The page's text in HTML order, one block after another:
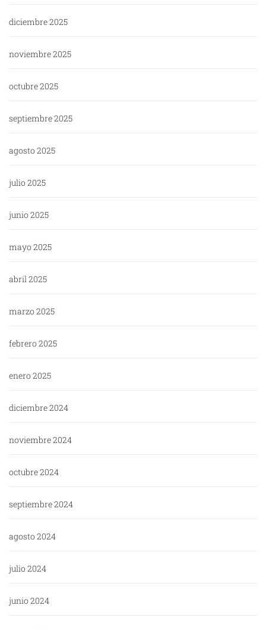
diciembre 2025
noviembre 2025
octubre 2025
septiembre 2025
agosto 2025
julio 2025
junio 2025
mayo 2025
abril 2025
marzo 2025
febrero 2025
enero 2025
diciembre 2024
noviembre 2024
octubre 2024
septiembre 2024
agosto 2024
julio 2024
junio 2024